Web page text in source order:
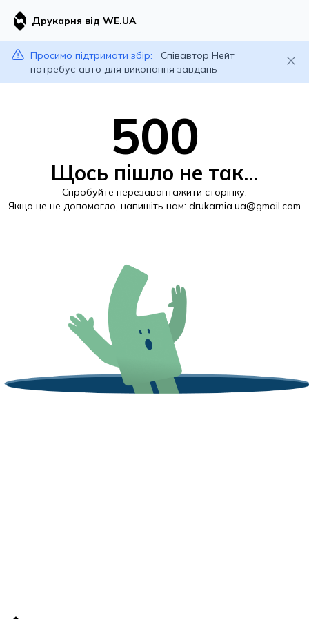
Друкарня від WE.UA
Просимо підтримати збір:
Співавтор Нейт
потребує авто для виконання завдань
500
Щось пішло не так...
Спробуйте перезавантажити сторінку.
Якщо це не допомогло, напишіть нам: drukarnia.ua@gmail.com